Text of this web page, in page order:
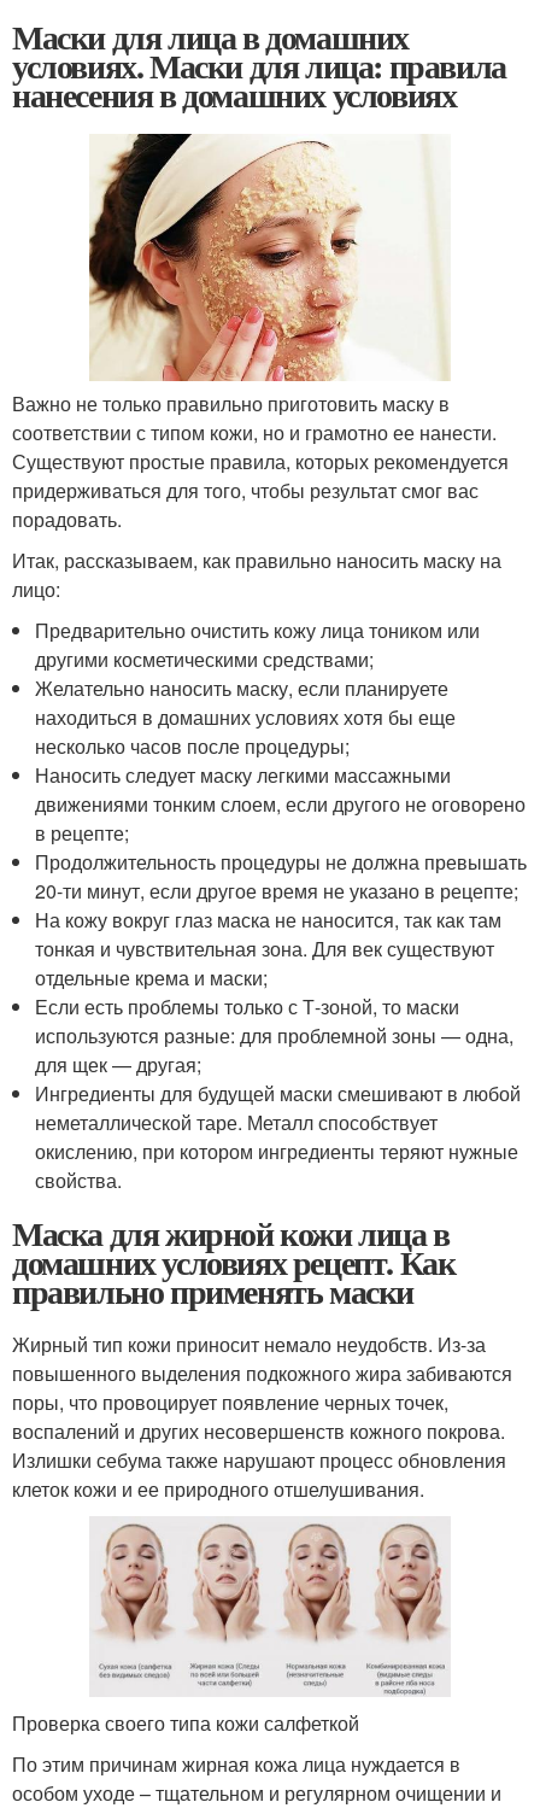
Маски для лица в домашних
условиях. Маски для лица: правила
нанесения в домашних условиях
Важно не только правильно приготовить маску в
соответствии с типом кожи, но и грамотно ее нанести.
Существуют простые правила, которых рекомендуется
придерживаться для того, чтобы результат смог вас
порадовать.
Итак, рассказываем, как правильно наносить маску на
лицо:
Предварительно очистить кожу лица тоником или
другими косметическими средствами;
Желательно наносить маску, если планируете
находиться в домашних условиях хотя бы еще
несколько часов после процедуры;
Наносить следует маску легкими массажными
движениями тонким слоем, если другого не оговорено
в рецепте;
Продолжительность процедуры не должна превышать
20-ти минут, если другое время не указано в рецепте;
На кожу вокруг глаз маска не наносится, так как там
тонкая и чувствительная зона. Для век существуют
отдельные крема и маски;
Если есть проблемы только с Т-зоной, то маски
используются разные: для проблемной зоны — одна,
для щек — другая;
Ингредиенты для будущей маски смешивают в любой
неметаллической таре. Металл способствует
окислению, при котором ингредиенты теряют нужные
свойства.
Маска для жирной кожи лица в
домашних условиях рецепт. Как
правильно применять маски
Жирный тип кожи приносит немало неудобств. Из-за
повышенного выделения подкожного жира забиваются
поры, что провоцирует появление черных точек,
воспалений и других несовершенств кожного покрова.
Излишки себума также нарушают процесс обновления
клеток кожи и ее природного отшелушивания.
Проверка своего типа кожи салфеткой
По этим причинам жирная кожа лица нуждается в
особом уходе – тщательном и регулярном очищении и